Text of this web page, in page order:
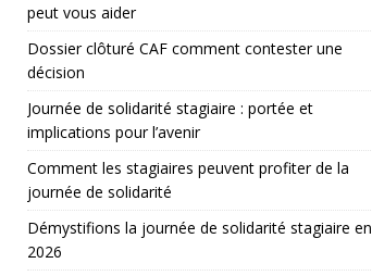
peut vous aider
Dossier clôturé CAF comment contester une
décision
Journée de solidarité stagiaire : portée et
implications pour l’avenir
Comment les stagiaires peuvent profiter de la
journée de solidarité
Démystifions la journée de solidarité stagiaire en
2026